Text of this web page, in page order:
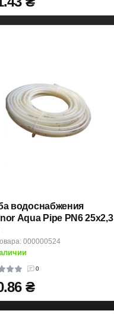
водоснабжения
Aqua Pipe PN6 25x2,3
000000524
0
₴